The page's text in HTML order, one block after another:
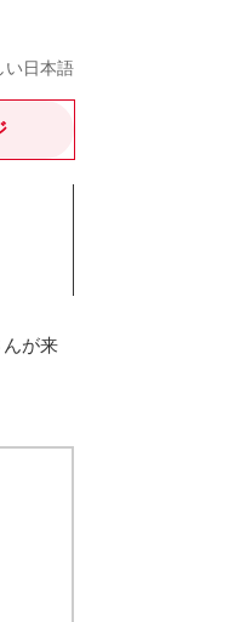
い日本語
んが来